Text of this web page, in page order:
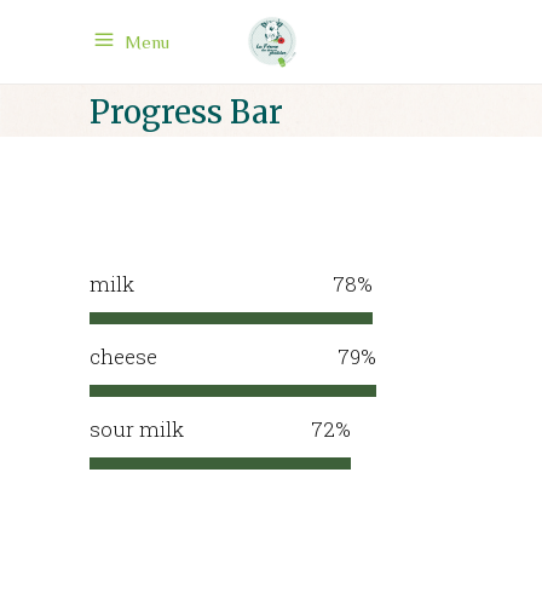
Menu
Progress Bar
milk 78
cheese 79
sour milk 72